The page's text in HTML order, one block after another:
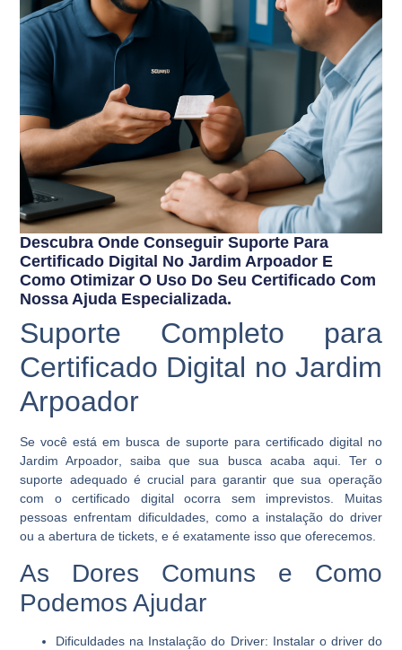
Descubra Onde Conseguir Suporte Para
Certificado Digital No Jardim Arpoador E
Como Otimizar O Uso Do Seu Certificado Com
Nossa Ajuda Especializada.
Suporte Completo para
Certificado Digital no Jardim
Arpoador
Se você está em busca de suporte para certificado digital no
Jardim Arpoador , saiba que sua busca acaba aqui. Ter o
suporte adequado é crucial para garantir que sua operação
com o certificado digital ocorra sem imprevistos. Muitas
pessoas enfrentam dificuldades, como a instalação do driver
ou a abertura de tickets, e é exatamente isso que oferecemos.
As Dores Comuns e Como
Podemos Ajudar
Dificuldades na Instalação do Driver: Instalar o driver do